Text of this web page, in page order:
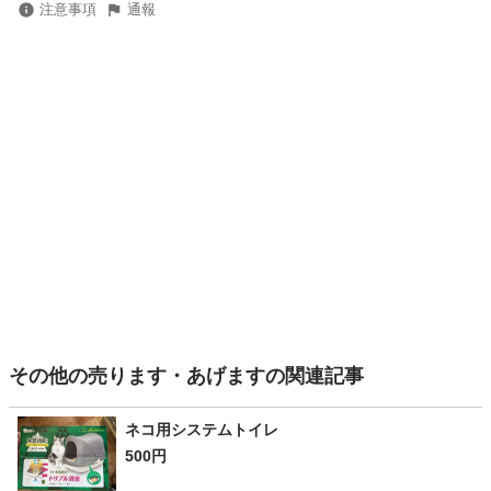
注意事項 通報
その他の売ります・あげますの関連記事
ネコ用システムトイレ
500円